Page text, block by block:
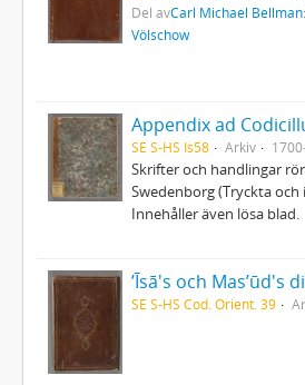
Del avCarl Michael
Völschow
SE S-HS Is58 Arkiv
Skrifter och handlingar
Swedenborg (Tryckta och
Innehåller även lösa blad.
ʼĪsā's och Masʼūd's
SE S-HS Cod. Orient. 39